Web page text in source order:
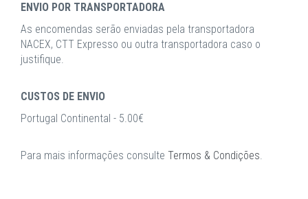
ENVIO POR TRANSPORTADORA
As encomendas serão enviadas pela transportadora
NACEX, CTT Expresso ou outra transportadora caso o
justifique.
CUSTOS DE ENVIO
Portugal Continental - 5.00€
Para mais informações consulte Termos & Condições.